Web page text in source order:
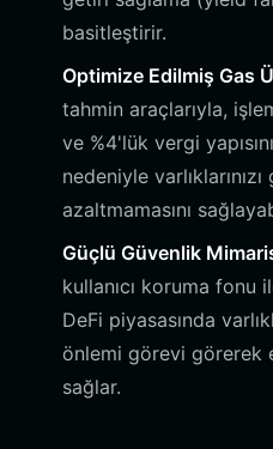
basitleştirir.
Optimize Edilmiş Gas
tahmin araçlarıyla,
ve %4'lük vergi
nedeniyle
azaltmamasını
Güçlü Güvenlik
kullanıcı koruma fonu
DeFi piyasasında
önlemi görevi görerek
sağlar.